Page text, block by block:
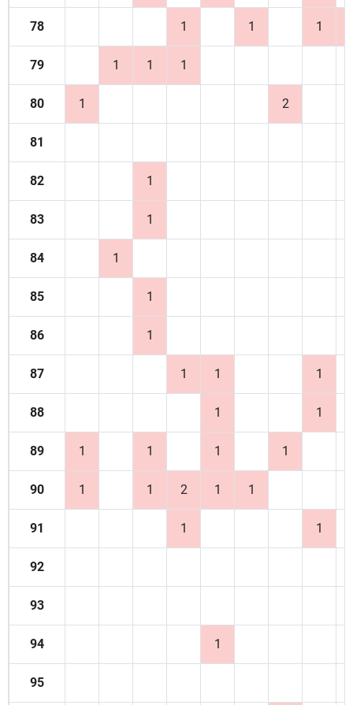
78 1 1 1
79 1 1 1
80 1 2
81
82 1
83 1
84 1
85 1
86 1
87 1 1 1
88 1 1
89 1 1 1 1
90 1 1 2 1 1
91 1 1
92
93
94 1
95